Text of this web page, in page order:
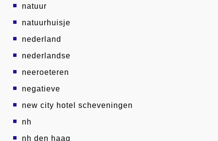
natuur
natuurhuisje
nederland
nederlandse
neeroeteren
negatieve
new city hotel scheveningen
nh
nh den haag